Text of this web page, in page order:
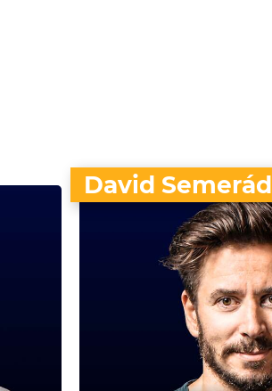
David Semerád